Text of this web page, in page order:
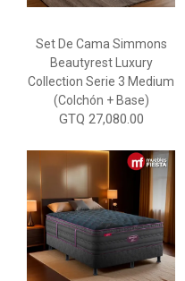
Set De Cama Simmons
Beautyrest Luxury
Collection Serie 3 Medium
(Colchón + Base)
GTQ 27,080.00